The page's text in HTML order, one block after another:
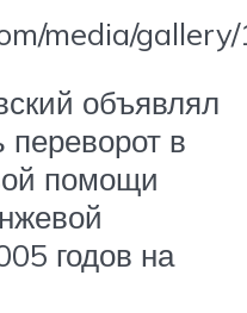
media/
объявлял
переворот в
помощи
годов на